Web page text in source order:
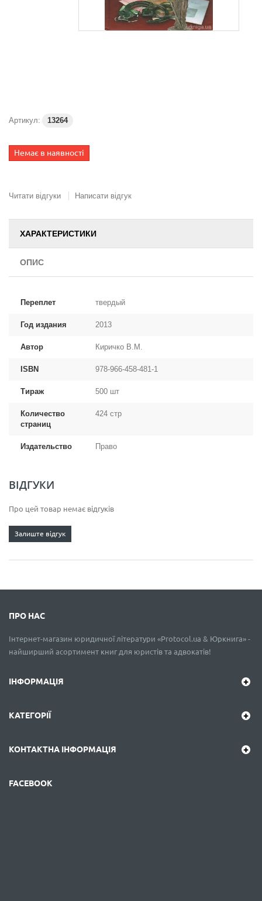
Артикул: 13264
Немає в наявності
Читати відгуки Написати відгук
ХАРАКТЕРИСТИКИ
ОПИС
Переплет твердый
Год издания 2013
Автор Киричко В.М.
ISBN 978-966-458-481-1
Тираж 500 шт
Количество
страниц
424 стр
Издательство Право
ВІДГУКИ
Про цей товар немає відгуків
Залиште відгук
ПРО НАС
Інтернет-магазин юридичної літератури «Protocol.ua & Юркнига» -
найширший асортимент книг для юристів та адвокатів!
ІНФОРМАЦІЯ
КАТЕГОРІЇ
КОНТАКТНА ІНФОРМАЦІЯ
FACEBOOK